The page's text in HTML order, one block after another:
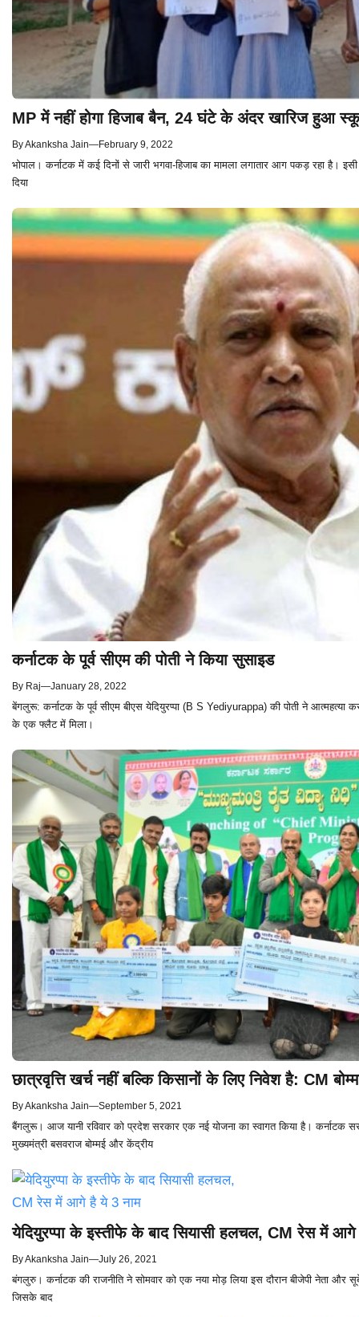
MP में नहीं होगा हिजाब बैन, 24 घंटे के अंदर खारिज हुआ
ByAkanksha Jain—February 9, 2022
भोपाल। कर्नाटक में कई दिनों से जारी भगवा-हिजाब का मामला लगातार आग पकड़ रहा है।
दिया
कर्नाटक के पूर्व सीएम की पोती ने किया सुसाइड
By Raj—January 28, 2022
बेंगलुरू: कर्नाटक के पूर्व सीएम बीएस येदियुरप्पा (B S Yediyurappa) की पोती ने
के एक फ्लैट में मिला।
छात्रवृत्ति खर्च नहीं बल्कि किसानों के लिए निवेश है: CM
ByAkanksha Jain—September 5, 2021
बैंगलुरू। आज यानी रविवार को प्रदेश सरकार एक नई योजना का स्वागत किया है। कर्नाटक
मुख्यमंत्री बसवराज बोम्मई और केंद्रीय
येदियुरप्पा के इस्तीफे के बाद सियासी हलचल, CM रेस में आगे
ByAkanksha Jain—July 26, 2021
बंगलुरु। कर्नाटक की राजनीति ने सोमवार को एक नया मोड़ लिया इस दौरान बीजेपी नेता और
जिसके बाद